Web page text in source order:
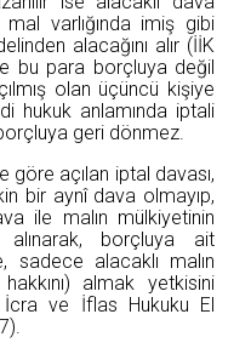
varlığında imiş gibi
alacağını alır (İİK
bu para borçluya değil
olan üçüncü kişiye
hukuk anlamında iptali
geri dönmez.
göre açılan iptal davası,
bir aynî dava olmayıp,
ile malın mülkiyetinin
alınarak, borçluya ait
sadece alacaklı malın
almak yetkisini
ve İflas Hukuku El